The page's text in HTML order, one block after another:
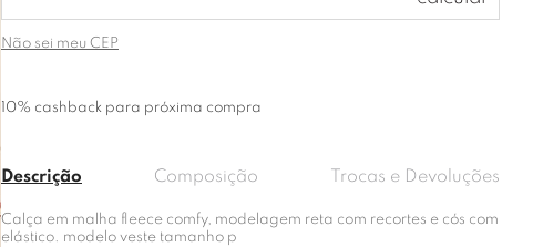
Não sei meu CEP
10% cashback para próxima compra
Descrição Composição Trocas e Devoluções
Calça em malha fleece comfy, modelagem reta com recortes e cós com
elástico. modelo veste tamanho p